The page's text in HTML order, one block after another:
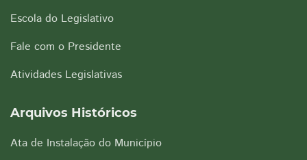
Escola do Legislativo
Fale com o Presidente
Atividades Legislativas
Arquivos Históricos
Ata de Instalação do Município